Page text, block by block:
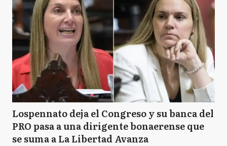
Lospennato deja el Congreso y su banca del
PRO pasa a una dirigente bonaerense que
se suma a La Libertad Avanza